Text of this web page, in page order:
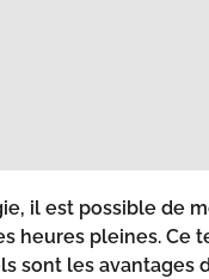
il est possible de
heures pleines. Ce
sont les avantages